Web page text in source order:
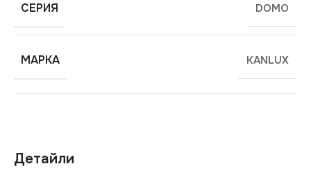
Детайли
СЕРИЯ DOMO
МАРКА KANLUX